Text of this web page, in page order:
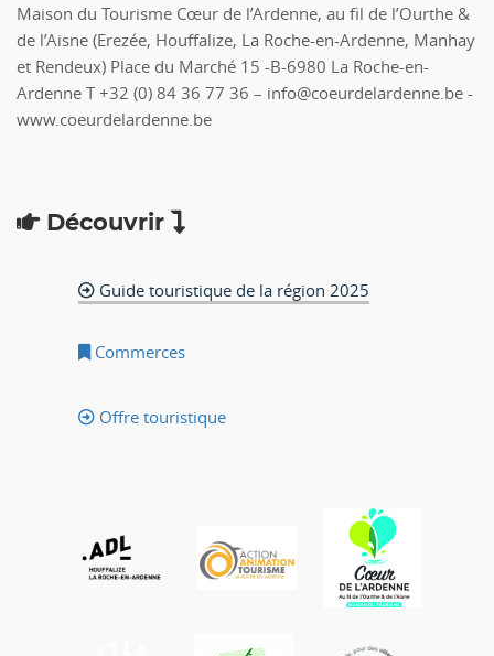
Maison du Tourisme Cœur de l’Ardenne, au fil de l’Ourthe &
de l’Aisne (Erezée, Houffalize, La Roche-en-Ardenne, Manhay
et Rendeux) Place du Marché 15 -B-6980 La Roche-en-
Ardenne T +32 (0) 84 36 77 36 – info@coeurdelardenne.be -
www.coeurdelardenne.be
Découvrir
Guide touristique de la région 2025
Commerces
Offre touristique